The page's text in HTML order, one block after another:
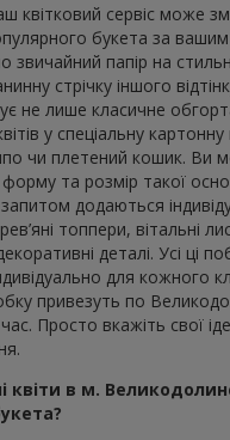
квітковий сервіс може
букета за
звичайний папір на
стрічку іншого
не лише класичне
у спеціальну
чи плетений кошик. Ви
форму та розмір такої
додаються
топпери, вітальні
деталі. Усі ці
для кожного
привезуть по
Просто вкажіть свої
квіти в м.